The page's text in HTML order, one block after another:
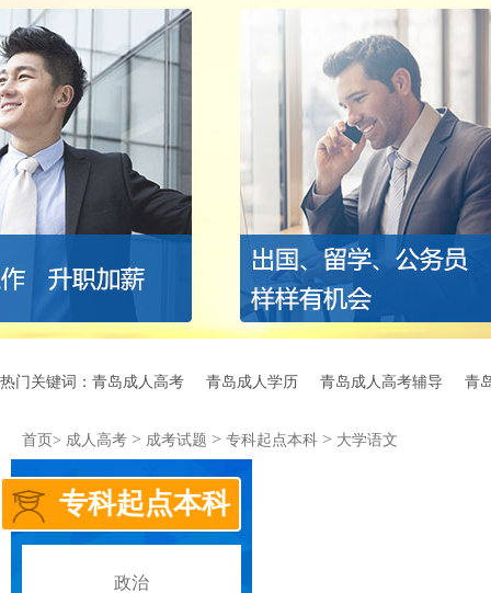
热门关键词： 青岛成人高考 青岛成人学历 青岛成人高考辅导 青
首页> 成人高考 > 成考试题 > 专科起点本科 > 大学语文
专科起点本科
政治